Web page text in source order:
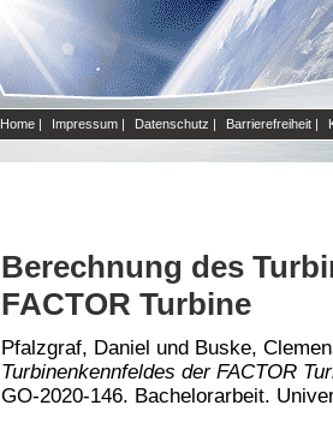
Home | Impressum | Datenschutz | Barrierefreiheit |
Berechnung des
FACTOR Turbine
Pfalzgraf, Daniel und Buske,
Turbinenkennfeldes der FACTOR
GO-2020-146. Bachelorarbeit.